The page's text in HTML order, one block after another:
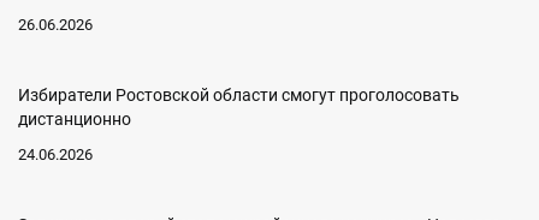
26.06.2026
Избиратели Ростовской области смогут проголосовать
дистанционно
24.06.2026